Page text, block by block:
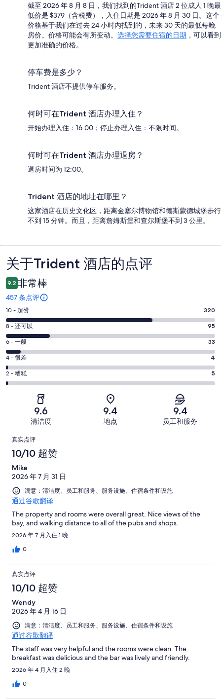
截至 2026 年 8 月 8 日，我们找到的Trident 酒店 2 位成人 1 晚最
低价是 $379（含税费），入住日期是 2026 年 8 月 30 日。这个
价格基于我们在过去 24 小时内找到的，未来 30 天的最低每晚
房价。价格可能会有所变动。 选择您需要住宿的日期 ，可以看到
更加准确的价格。
停车费是多少？
Trident 酒店不提供停车服务。
何时可在Trident 酒店办理入住？
开始办理入住：16:00；停止办理入住：不限时间。
何时可在Trident 酒店办理退房？
退房时间为 12:00。
Trident 酒店的地址在哪里？
这家酒店在历史文化区，距离金塞尔博物馆和德斯蒙德城堡步行
不到 15 分钟。而且，距离詹姆斯堡和查尔斯堡不到 3 公里。
点
评
关于Trident 酒店的点评
9.2 非常棒
457 条点评
10
分
-
超
赞。
320
条
好
条
点
10 - 超赞 320
8
分
-
还
可
以。
有
457
条
点
评
8 - 还可以 95
6
分
-
一
般。
共
有
457
条
点
评
6 - 一般 33
4
分
-
评，
共
有
457
条
点
4 - 很差 4
2
分
条
好
评，
共
有
457
条
点
评
2 - 糟糕 5
9.6
清洁度
9.4
地点
9.4
员工和服务
点
评
真实点评
10/10 超赞
Mike
2026 年 7 月 31 日
满意：清洁度、员工和服务、服务设施、住宿条件和设施
通过谷歌翻译
The property and rooms were overall great. Nice views of the
bay, and walking distance to all of the pubs and shops.
2026 年 7 月入住 1 晚
0
真实点评
10/10 超赞
Wendy
2026 年 4 月 16 日
满意：清洁度、员工和服务、服务设施、住宿条件和设施
通过谷歌翻译
The staff was very helpful and the rooms were clean. The
breakfast was delicious and the bar was lively and friendly.
2026 年 4 月入住 2 晚
0